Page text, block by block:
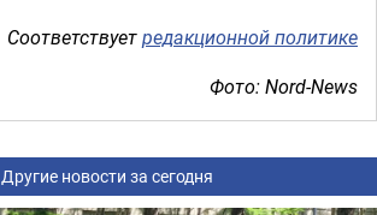
Соответствуетредакционной политике
Фото: Nord-News
Другие новости за сегодня